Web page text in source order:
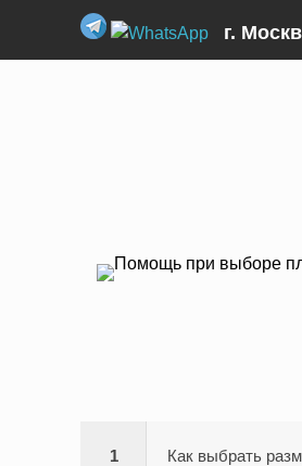
г.
Главная › Помощь при
1 Как выбрать